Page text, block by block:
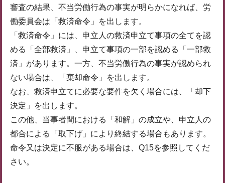
審査の結果、不当労働行為の事実が明らかになれば、労
働委員会は「救済命令」を出します。
「救済命令」には、申立人の救済申立て事項の全てを認
める「全部救済」、申立て事項の一部を認める「一部救
済」があります。一方、不当労働行為の事実が認められ
ない場合は、「棄却命令」を出します。
なお、救済申立てに必要な要件を欠く場合には、「却下
決定」を出します。
この他、当事者間における「和解」の成立や、申立人の
都合による「取下げ」により終結する場合もあります。
命令又は決定に不服がある場合は、Q15を参照してくだ
さい。